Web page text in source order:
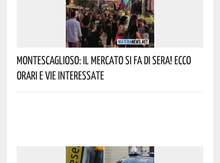
Montescaglioso: Il Mercato Si Fa Di Sera! Ecco
Orari E Vie Interessate